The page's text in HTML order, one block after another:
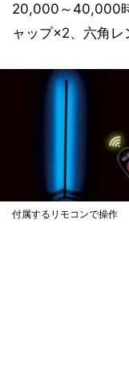
20,000～40,000
ャップ×2、六角レ
付属するリモコンで操作